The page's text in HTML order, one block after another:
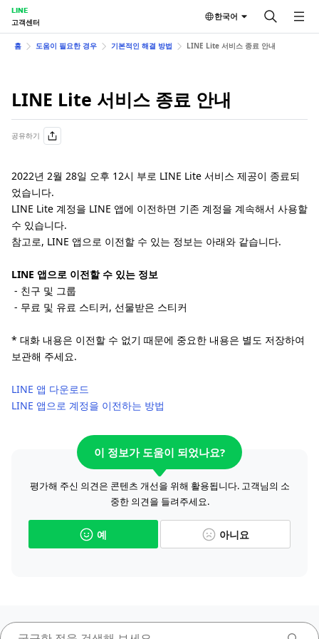
LINE
고객센터
한국어
홈 도움이 필요한 경우 기본적인 해결 방법 LINE Lite 서비스 종료 안내
LINE Lite 서비스 종료 안내
공유하기
2022년 2월 28일 오후 12시 부로 LINE Lite 서비스 제공이 종료되
었습니다.
LINE Lite 계정을 LINE 앱에 이전하면 기존 계정을 계속해서 사용할
수 있습니다.
참고로, LINE 앱으로 이전할 수 있는 정보는 아래와 같습니다.
LINE 앱으로 이전할 수 있는 정보
- 친구 및 그룹
- 무료 및 유료 스티커, 선물받은 스티커
* 대화 내용은 이전할 수 없기 때문에 중요한 내용은 별도 저장하여
보관해 주세요.
LINE 앱 다운로드
LINE 앱으로 계정을 이전하는 방법
이 정보가 도움이 되었나요?
평가해 주신 의견은 콘텐츠 개선을 위해 활용됩니다. 고객님의 소
중한 의견을 들려주세요.
예 아니요